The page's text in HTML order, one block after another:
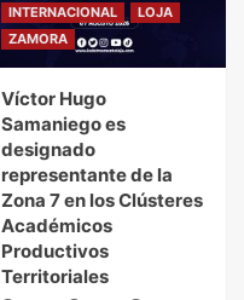
INTERNACIONAL
LOJA
ZAMORA
Víctor Hugo
Samaniego es
designado
representante de la
Zona 7 en los Clústeres
Académicos
Productivos
Territoriales